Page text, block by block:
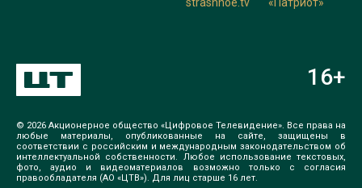
© 2026 Акционерное общество «Цифровое Телевидение». Все права на
любые материалы, опубликованные на сайте, защищены в
соответствии с российским и международным законодательством об
интеллектуальной собственности. Любое использование текстовых,
фото, аудио и видеоматериалов возможно только с согласия
правообладателя (АО «ЦТВ»). Для лиц старше 16 лет.
16+